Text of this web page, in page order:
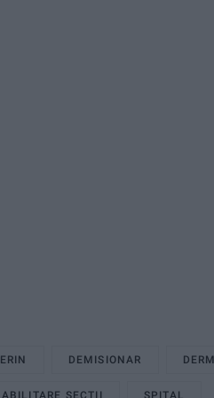
DEMISIONAR